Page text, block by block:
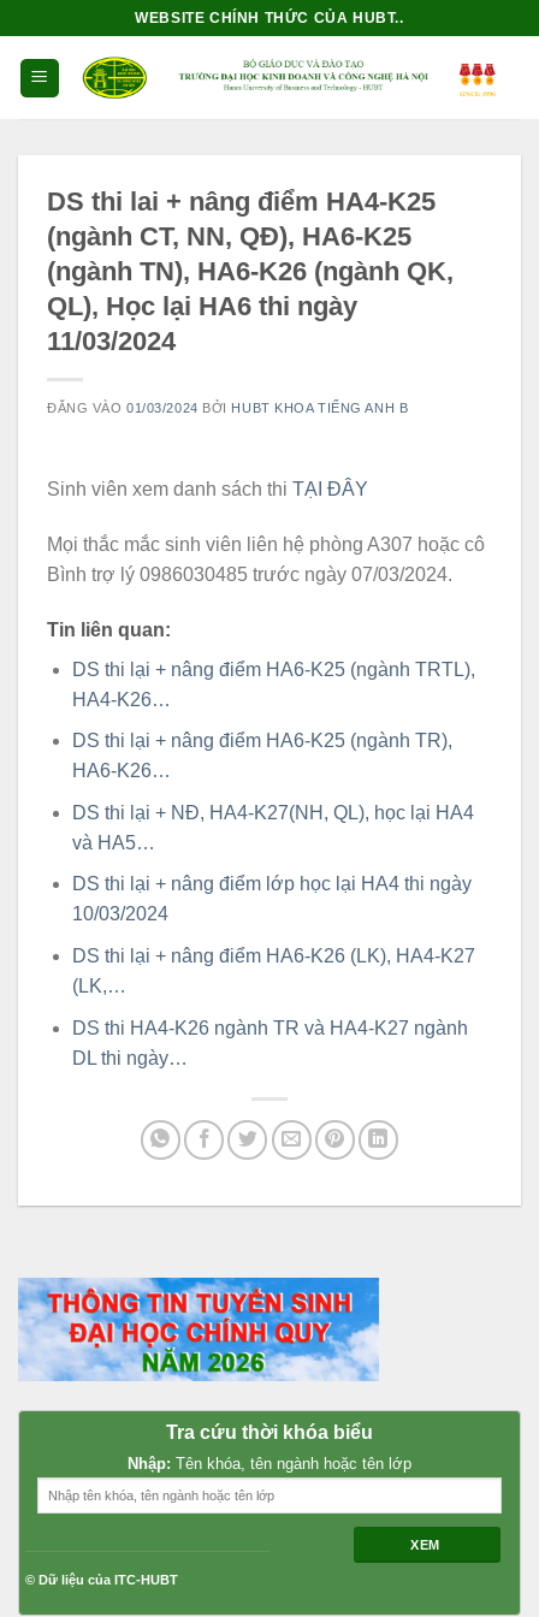
dung
WEBSITE CHÍNH THỨC CỦA HUBT..
DS thi lai + nâng điểm HA4-K25
(ngành CT, NN, QĐ), HA6-K25
(ngành TN), HA6-K26 (ngành QK,
QL), Học lại HA6 thi ngày
11/03/2024
ĐĂNG VÀO01/03/2024 BỞI HUBT KHOA TIẾNG ANH B
Sinh viên xem danh sách thi TẠI ĐÂY
Mọi thắc mắc sinh viên liên hệ phòng A307 hoặc cô
Bình trợ lý 0986030485 trước ngày 07/03/2024.
Tin liên quan:
DS thi lại + nâng điểm HA6-K25 (ngành TRTL),
HA4-K26…
DS thi lại + nâng điểm HA6-K25 (ngành TR),
HA6-K26…
DS thi lại + NĐ, HA4-K27(NH, QL), học lại HA4
và HA5…
DS thi lại + nâng điểm lớp học lại HA4 thi ngày
10/03/2024
DS thi lại + nâng điểm HA6-K26 (LK), HA4-K27
(LK,…
DS thi HA4-K26 ngành TR và HA4-K27 ngành
DL thi ngày…
Tra cứu thời khóa biểu
Nhập: Tên khóa, tên ngành hoặc tên lớp
XEM
© Dữ liệu của ITC-HUBT